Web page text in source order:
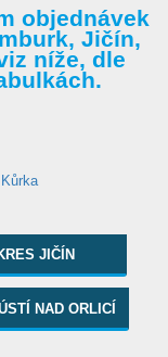
objednávek
Jičín,
níže, dle
JIČÍN
NAD ORLICÍ